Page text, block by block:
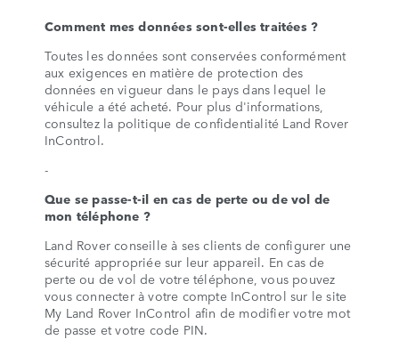
Comment mes données sont-elles traitées ?
Toutes les données sont conservées conformément
aux exigences en matière de protection des
données en vigueur dans le pays dans lequel le
véhicule a été acheté. Pour plus d'informations,
consultez la politique de confidentialité Land Rover
InControl.
-
Que se passe-t-il en cas de perte ou de vol de
mon téléphone ?
Land Rover conseille à ses clients de configurer une
sécurité appropriée sur leur appareil. En cas de
perte ou de vol de votre téléphone, vous pouvez
vous connecter à votre compte InControl sur le site
My Land Rover InControl afin de modifier votre mot
de passe et votre code PIN.